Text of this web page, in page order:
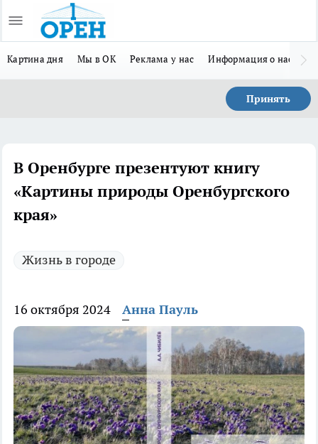
Картина дня Мы в ОК Реклама у нас Информация о нас
Принять
В Оренбурге презентуют книгу
«Картины природы Оренбургского
края»
Жизнь в городе
16 октября 2024 Анна Пауль